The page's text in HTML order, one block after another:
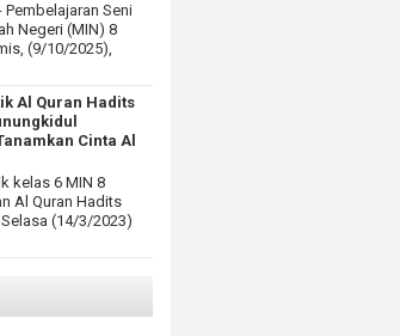
Pembelajaran Seni
Negeri (MIN) 8
(9/10/2025),
Al Quran Hadits
Cinta Al
kelas 6 MIN 8
Al Quran Hadits
(14/3/2023)